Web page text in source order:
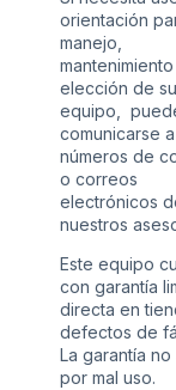
orientación
manejo,
elección de su
equipo,
comunicarse
números de
o correos
electrónicos
nuestros
Este equipo
con garantía
directa en
defectos de
La garantía no
por mal uso.